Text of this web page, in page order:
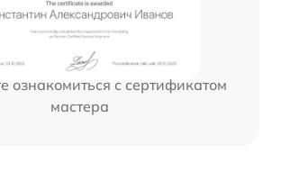
ознакомиться с сертификатом
мастера